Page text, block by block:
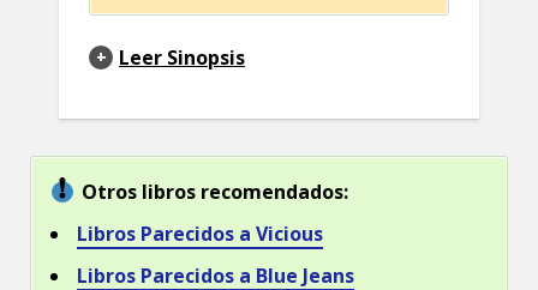
Leer Sinopsis
Otros libros recomendados:
Libros Parecidos a Vicious
Libros Parecidos a Blue Jeans